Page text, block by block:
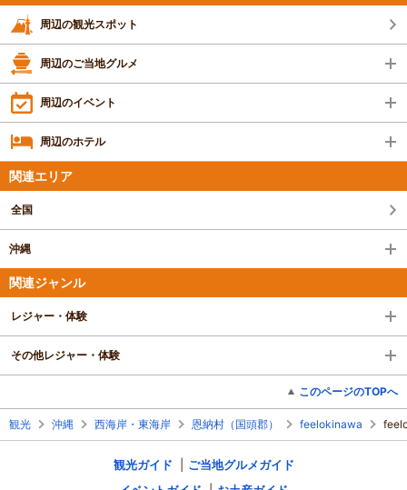
周辺の観光スポット
周辺のご当地グルメ
周辺のイベント
周辺のホテル
関連エリア
全国
沖縄
関連ジャンル
レジャー・体験
その他レジャー・体験
このページのTOPへ
観光 沖縄 西海岸・東海岸 恩納村（国頭郡） feelokinawa
観光ガイド
ご当地グルメガイド